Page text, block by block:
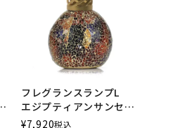
フレグランスランプL
エジプティアンサンセッ
ト
¥7,920税込